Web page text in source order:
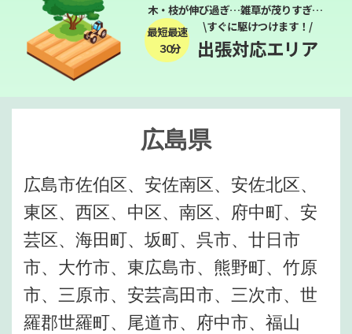
木・枝が伸び過ぎ…雑草が茂りすぎ…
最短最速
３０分
\すぐに駆けつけます！/
出張対応エリア
広島県
広島市佐伯区、安佐南区、安佐北区、
東区、西区、中区、南区、府中町、安
芸区、海田町、坂町、呉市、廿日市
市、大竹市、東広島市、熊野町、竹原
市、三原市、安芸高田市、三次市、世
羅郡世羅町、尾道市、府中市、福山